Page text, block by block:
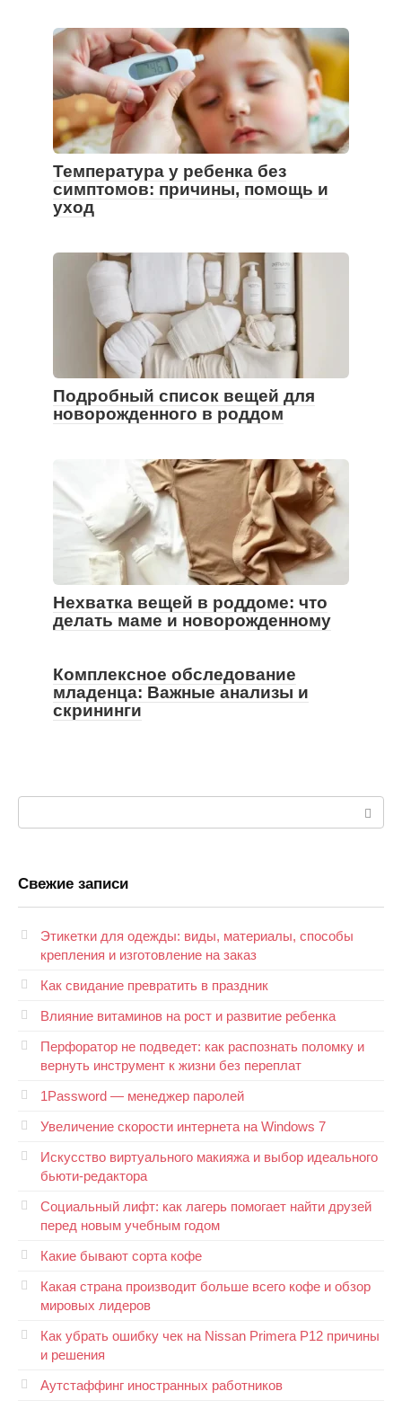
Температура у ребенка без
симптомов: причины, помощь и
уход
Подробный список вещей для
новорожденного в роддом
Нехватка вещей в роддоме: что
делать маме и новорожденному
Комплексное обследование
младенца: Важные анализы и
скрининги
Свежие записи
Этикетки для одежды: виды, материалы, способы
крепления и изготовление на заказ
Как свидание превратить в праздник
Влияние витаминов на рост и развитие ребенка
Перфоратор не подведет: как распознать поломку и
вернуть инструмент к жизни без переплат
1Password — менеджер паролей
Увеличение скорости интернета на Windows 7
Искусство виртуального макияжа и выбор идеального
бьюти-редактора
Социальный лифт: как лагерь помогает найти друзей
перед новым учебным годом
Какие бывают сорта кофе
Какая страна производит больше всего кофе и обзор
мировых лидеров
Как убрать ошибку чек на Nissan Primera P12 причины
и решения
Аутстаффинг иностранных работников